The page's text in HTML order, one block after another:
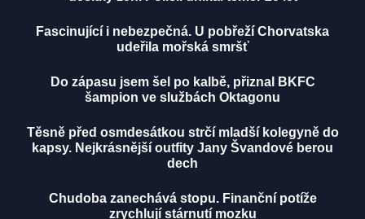
Fascinující i nebezpečná. U pobřeží Chorvatska
udeřila mořská smršť
Do zápasu jsem šel po kalbě, přiznal BKFC
šampion ve službách Oktagonu
Těsně před osmdesátkou strčí mladší kolegyně do
kapsy. Nejkrásnější outfity Jany Švandové berou
dech
Chudoba zanechává stopu. Finanční potíže
zrychlují stárnutí mozku